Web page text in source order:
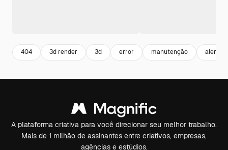
404 3d render 3d error manutenção alerta
A plataforma criativa para você direcionar seu melhor trabalho.
Mais de 1 milhão de assinantes entre criativos, empresas,
agências e estúdios.